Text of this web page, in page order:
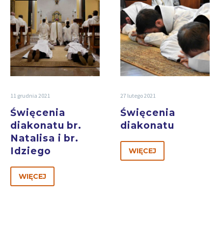
11 grudnia 2021
Święcenia
diakonatu br.
Natalisa i br.
Idziego
WIĘCEJ
27 lutego 2021
Święcenia
diakonatu
WIĘCEJ